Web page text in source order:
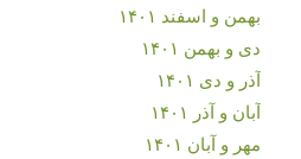
بهمن و اسفند ۱۴۰۱
دی و بهمن ۱۴۰۱
آذر و دی ۱۴۰۱
آبان و آذر ۱۴۰۱
مهر و آبان ۱۴۰۱